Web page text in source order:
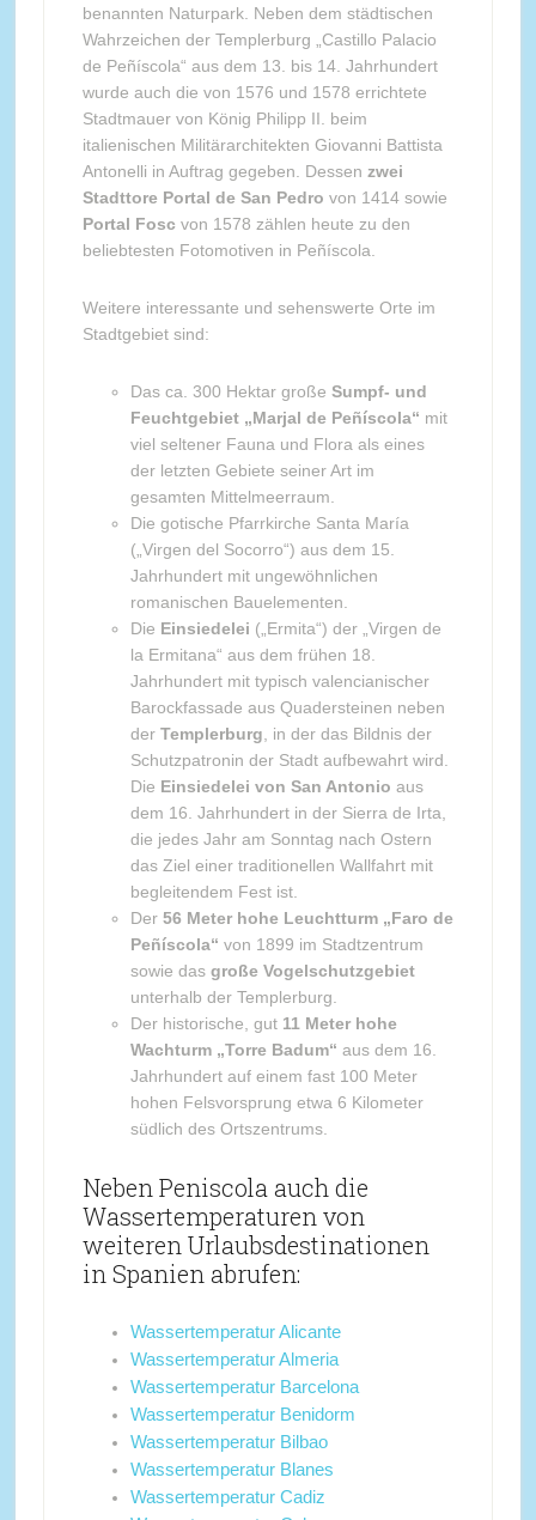
benannten Naturpark. Neben dem städtischen
Wahrzeichen der Templerburg „Castillo Palacio
de Peñíscola“ aus dem 13. bis 14. Jahrhundert
wurde auch die von 1576 und 1578 errichtete
Stadtmauer von König Philipp II. beim
italienischen Militärarchitekten Giovanni Battista
Antonelli in Auftrag gegeben. Dessen zwei
Stadttore Portal de San Pedro von 1414 sowie
Portal Fosc von 1578 zählen heute zu den
beliebtesten Fotomotiven in Peñíscola.
Weitere interessante und sehenswerte Orte im
Stadtgebiet sind:
Das ca. 300 Hektar große Sumpf- und
Feuchtgebiet „Marjal de Peñíscola“ mit
viel seltener Fauna und Flora als eines
der letzten Gebiete seiner Art im
gesamten Mittelmeerraum.
Die gotische Pfarrkirche Santa María
(„Virgen del Socorro“) aus dem 15.
Jahrhundert mit ungewöhnlichen
romanischen Bauelementen.
Die Einsiedelei („Ermita“) der „Virgen de
la Ermitana“ aus dem frühen 18.
Jahrhundert mit typisch valencianischer
Barockfassade aus Quadersteinen neben
der Templerburg, in der das Bildnis der
Schutzpatronin der Stadt aufbewahrt wird.
Die Einsiedelei von San Antonio aus
dem 16. Jahrhundert in der Sierra de Irta,
die jedes Jahr am Sonntag nach Ostern
das Ziel einer traditionellen Wallfahrt mit
begleitendem Fest ist.
Der 56 Meter hohe Leuchtturm „Faro de
Peñíscola“ von 1899 im Stadtzentrum
sowie das große Vogelschutzgebiet
unterhalb der Templerburg.
Der historische, gut 11 Meter hohe
Wachturm „Torre Badum“ aus dem 16.
Jahrhundert auf einem fast 100 Meter
hohen Felsvorsprung etwa 6 Kilometer
südlich des Ortszentrums.
Neben Peniscola auch die
Wassertemperaturen von
weiteren Urlaubsdestinationen
in Spanien abrufen:
Wassertemperatur Alicante
Wassertemperatur Almeria
Wassertemperatur Barcelona
Wassertemperatur Benidorm
Wassertemperatur Bilbao
Wassertemperatur Blanes
Wassertemperatur Cadiz